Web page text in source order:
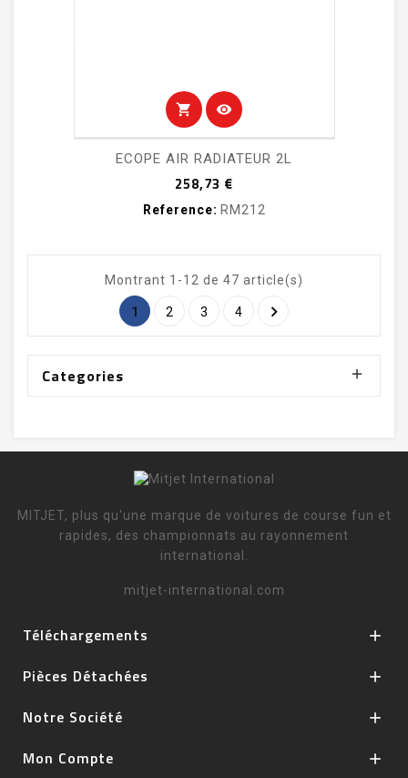
shopping_cart visibility
ECOPE AIR RADIATEUR 2L
258,73 €
Reference: RM212
Montrant 1-12 de 47 article(s)
1 2 3 4 
Categories 
MITJET, plus qu'une marque de voitures de course fun et
rapides, des championnats au rayonnement
international.
mitjet-international.com
Téléchargements 
Pièces Détachées 
Notre Société 
Mon Compte 